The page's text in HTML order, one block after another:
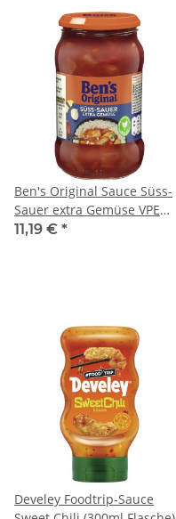
Ben's Original Sauce Süss-
Sauer extra Gemüse VPE
(6X400g Glas)
11,19 € *
Develey Foodtrip-Sauce